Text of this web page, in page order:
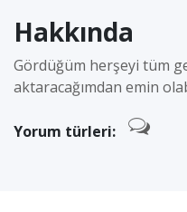
Hakkında
Gördüğüm herşeyi tüm
aktaracağımdan emin
Yorum türleri: